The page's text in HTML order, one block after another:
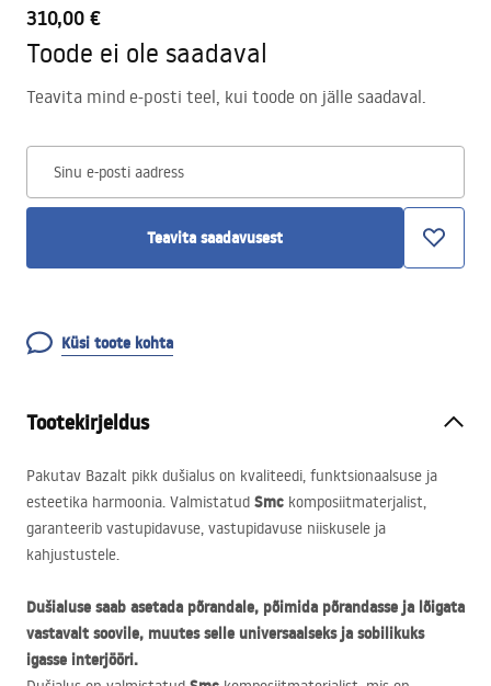
310,00 €
Toode ei ole saadaval
Teavita mind e-posti teel, kui toode on jälle saadaval.
Sinu e-posti aadress
Teavita saadavusest
Küsi toote kohta
Tootekirjeldus
Pakutav Bazalt pikk dušialus on kvaliteedi, funktsionaalsuse ja
esteetika harmoonia. Valmistatud Smc komposiitmaterjalist,
garanteerib vastupidavuse, vastupidavuse niiskusele ja
kahjustustele.
Dušialuse saab asetada põrandale, põimida põrandasse ja lõigata
vastavalt soovile, muutes selle universaalseks ja sobilikuks
igasse interjööri.